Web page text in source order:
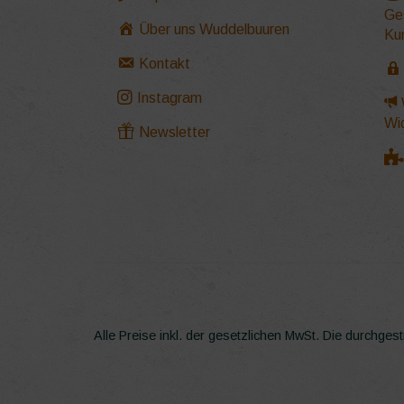
gewählt
Über uns Wuddelbuuren
Kontakt
Instagram
Newsletter
Alle Preise inkl. der gesetzlichen MwSt. Die